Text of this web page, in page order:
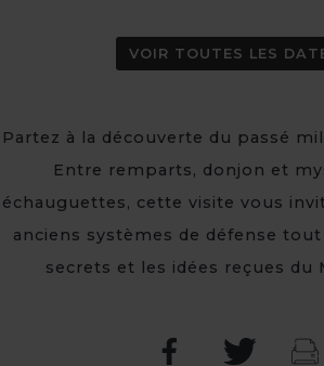
VOIR TOUTES LES
Partez à la découverte du passé
Entre remparts, donjon et
échauguettes, cette visite vous
anciens systèmes de défense
secrets et les idées reçues du